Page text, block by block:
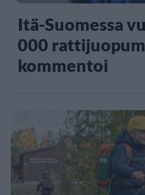
Itä-Suomessa
000
kommentoi